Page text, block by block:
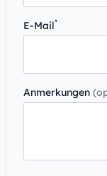
E-Mail*
Anmerkungen